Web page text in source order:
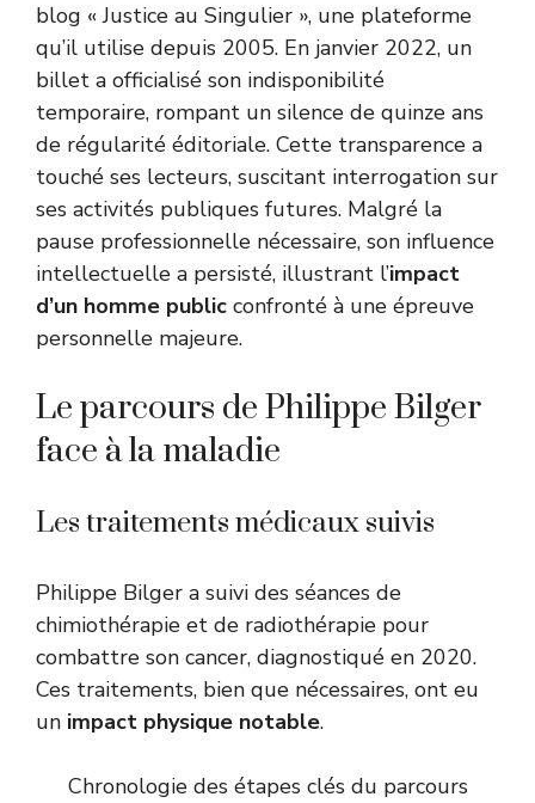
blog « Justice au Singulier », une plateforme
qu’il utilise depuis 2005. En janvier 2022, un
billet a officialisé son indisponibilité
temporaire, rompant un silence de quinze ans
de régularité éditoriale. Cette transparence a
touché ses lecteurs, suscitant interrogation sur
ses activités publiques futures. Malgré la
pause professionnelle nécessaire, son influence
intellectuelle a persisté, illustrant l’impact
d’un homme public confronté à une épreuve
personnelle majeure.
Le parcours de Philippe Bilger
face à la maladie
Les traitements médicaux suivis
Philippe Bilger a suivi des séances de
chimiothérapie et de radiothérapie pour
combattre son cancer, diagnostiqué en 2020.
Ces traitements, bien que nécessaires, ont eu
un impact physique notable.
Chronologie des étapes clés du parcours